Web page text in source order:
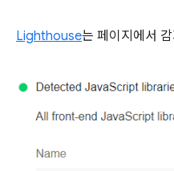
Lighthouse는 페이지에서